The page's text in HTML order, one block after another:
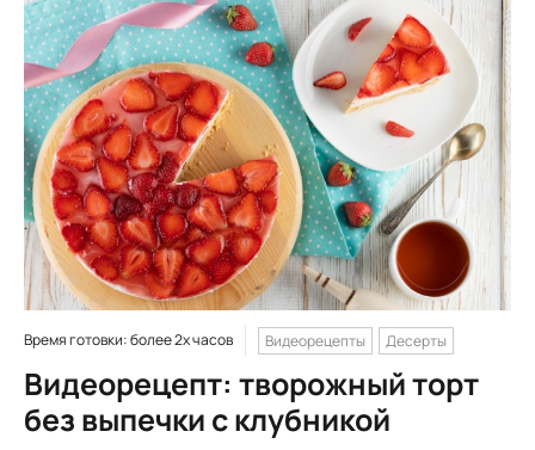
Время готовки: более 2х часов Видеорецепты Десерты
Видеорецепт: творожный торт
без выпечки с клубникой